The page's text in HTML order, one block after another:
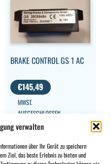
verwalten
über Ihr Gerät zu speichern
Ziel, das beste Erlebnis zu bieten und
BRAKE CONTROL GS 1 AC
€145,49
MWST.
AUSGESCHLOSSEN